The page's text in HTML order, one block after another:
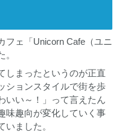
フェ「Unicorn Cafe（ユニ
しまったというのが正直
ションスタイルで街を歩
いい～！」って言えたん
味趣向が変化していく事
ました。